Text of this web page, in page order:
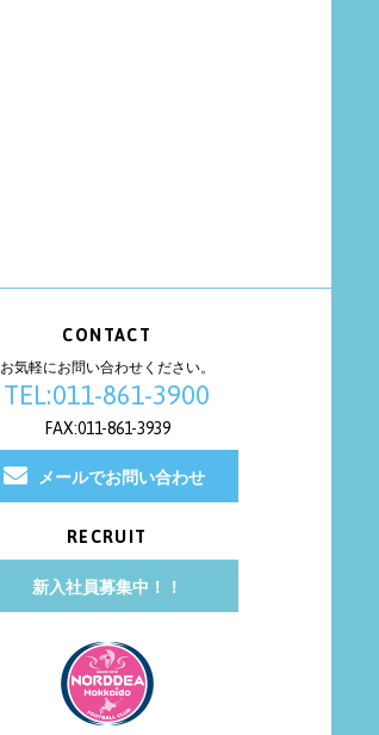
CONTACT
お気軽にお問い合わせください。
TEL:011-861-3900
FAX:011-861-3939
メールでお問い合わせ
RECRUIT
新入社員募集中！！